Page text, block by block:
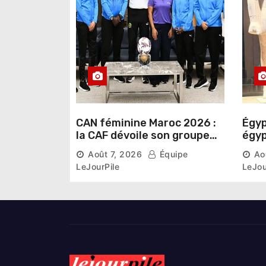
i
c
l
e
CAN féminine Maroc 2026 :
la CAF dévoile son groupe
d’experts chargé d’analyser
la compétition
Août 7, 2026
Équipe
LeJourPile
une